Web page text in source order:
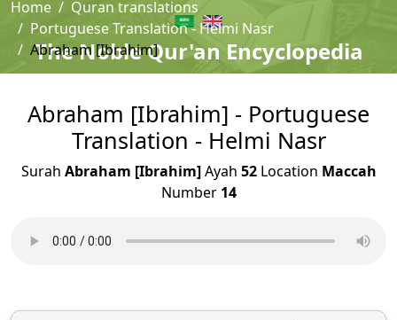
The Noble Qur'an Encyclopedia
Home
Quran translations
Portuguese Translation - Helmi Nasr
Abraham [Ibrahim]
Abraham [Ibrahim] - Portuguese
Translation - Helmi Nasr
Surah Abraham [Ibrahim]Ayah 52Location Maccah
Number 14